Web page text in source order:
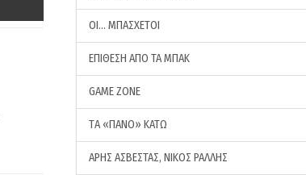
ΟΙ… ΜΠΑΣΧΕΤΟΙ
ΕΠΙΘΕΣΗ ΑΠΟ ΤΑ ΜΠΑΚ
GAME ZONE
ΤA «ΠΑΝΟ» ΚΑΤΩ
ΑΡΗΣ ΑΣΒΕΣΤΑΣ, ΝΙΚΟΣ ΡΑΛΛΗΣ